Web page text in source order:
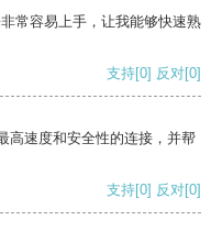
常容易上手，让我能够快速熟
支持[0] 反对[0]
高速度和安全性的连接，并帮
支持[0] 反对[0]